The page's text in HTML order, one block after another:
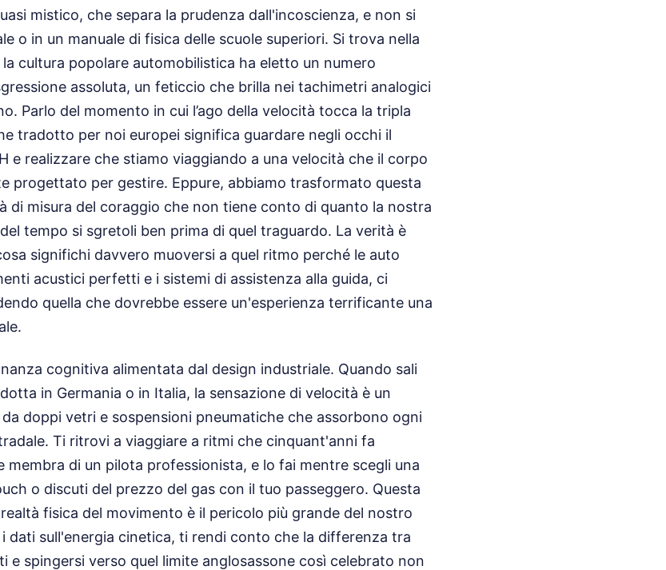
mistico, che separa la prudenza dall'incoscienza, e non si
o in un manuale di fisica delle scuole superiori. Si trova nella
cultura popolare automobilistica ha eletto un numero
assoluta, un feticcio che brilla nei tachimetri analogici
Parlo del momento in cui l’ago della velocità tocca la tripla
tradotto per noi europei significa guardare negli occhi il
e realizzare che stiamo viaggiando a una velocità che il corpo
progettato per gestire. Eppure, abbiamo trasformato questa
di misura del coraggio che non tiene conto di quanto la nostra
tempo si sgretoli ben prima di quel traguardo. La verità è
significhi davvero muoversi a quel ritmo perché le auto
acustici perfetti e i sistemi di assistenza alla guida, ci
quella che dovrebbe essere un'esperienza terrificante una
cognitiva alimentata dal design industriale. Quando sali
in Germania o in Italia, la sensazione di velocità è un
doppi vetri e sospensioni pneumatiche che assorbono ogni
Ti ritrovi a viaggiare a ritmi che cinquant'anni fa
di un pilota professionista, e lo fai mentre scegli una
o discuti del prezzo del gas con il tuo passeggero. Questa
fisica del movimento è il pericolo più grande del nostro
dati sull'energia cinetica, ti rendi conto che la differenza tra
e spingersi verso quel limite anglosassone così celebrato non